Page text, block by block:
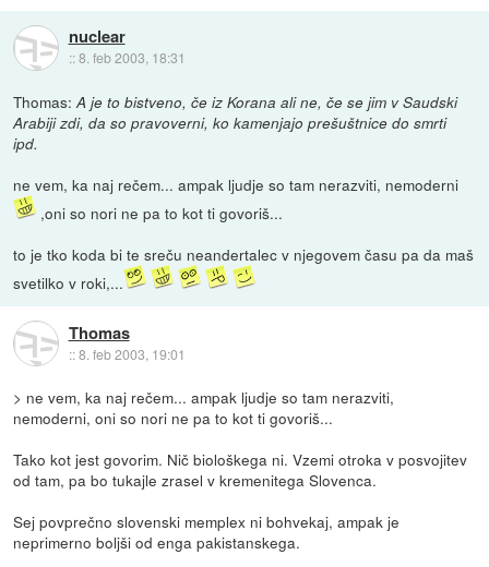
nuclear
::8. feb 2003, 18:31
Thomas:A je to bistveno, če iz Korana ali ne, če se jim v Saudski
Arabiji zdi, da so pravoverni, ko kamenjajo prešuštnice do smrti
ipd.
ne vem, ka naj rečem... ampak ljudje so tam nerazviti, nemoderni
,oni so nori ne pa to kot ti govoriš...
to je tko koda bi te sreču neandertalec v njegovem času pa da maš
svetilko v roki,...
Thomas
::8. feb 2003, 19:01
> ne vem, ka naj rečem... ampak ljudje so tam nerazviti,
nemoderni, oni so nori ne pa to kot ti govoriš...
Tako kot jest govorim. Nič biološkega ni. Vzemi otroka v posvojitev
od tam, pa bo tukajle zrasel v kremenitega Slovenca.
Sej povprečno slovenski memplex ni bohvekaj, ampak je
neprimerno boljši od enga pakistanskega.